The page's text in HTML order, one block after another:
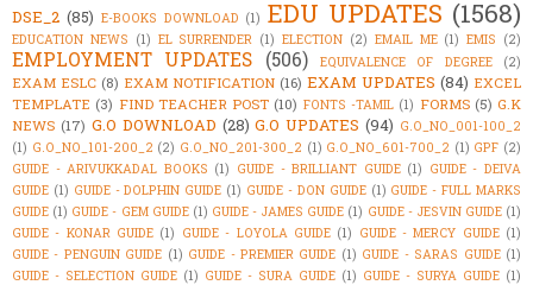
DSE_2 (85) E-BOOKS DOWNLOAD (1) EDU UPDATES (1568)
EDUCATION NEWS (1) EL SURRENDER (1) ELECTION (2) EMAIL ME (1) EMIS (2)
EMPLOYMENT UPDATES (506) EQUIVALENCE OF DEGREE (2)
EXAM ESLC (8) EXAM NOTIFICATION (16) EXAM UPDATES (84) EXCEL
TEMPLATE (3) FIND TEACHER POST (10) FONTS -TAMIL (1) FORMS (5) G.K
NEWS (17) G.O DOWNLOAD (28) G.O UPDATES (94) G.O_NO_001-100_2
(1) G.O_NO_101-200_2 (2) G.O_NO_201-300_2 (1) G.O_NO_601-700_2 (1) GPF (2)
GUIDE - ARIVUKKADAL BOOKS (1) GUIDE - BRILLIANT GUIDE (1) GUIDE - DEIVA
GUIDE (1) GUIDE - DOLPHIN GUIDE (1) GUIDE - DON GUIDE (1) GUIDE - FULL MARKS
GUIDE (1) GUIDE - GEM GUIDE (1) GUIDE - JAMES GUIDE (1) GUIDE - JESVIN GUIDE (1)
GUIDE - KONAR GUIDE (1) GUIDE - LOYOLA GUIDE (1) GUIDE - MERCY GUIDE (1)
GUIDE - PENGUIN GUIDE (1) GUIDE - PREMIER GUIDE (1) GUIDE - SARAS GUIDE (1)
GUIDE - SELECTION GUIDE (1) GUIDE - SURA GUIDE (1) GUIDE - SURYA GUIDE (1)